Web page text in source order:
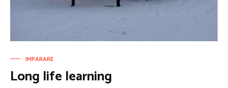
IMPARARE
Long life learning